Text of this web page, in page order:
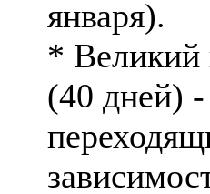
января).
* Великий
(40 дней) -